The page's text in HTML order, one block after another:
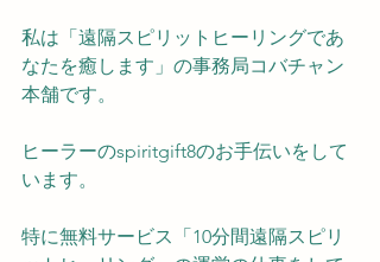
私は「遠隔スピリットヒーリングであ
なたを癒します」の事務局コバチャン
本舗です。
ヒーラーのspiritgift8のお手伝いをして
います。
特に無料サービス「10分間遠隔スピリ